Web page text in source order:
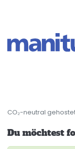
CO₂-neutral
Du möchtest